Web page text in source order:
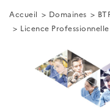
Accueil Domaines
Licence